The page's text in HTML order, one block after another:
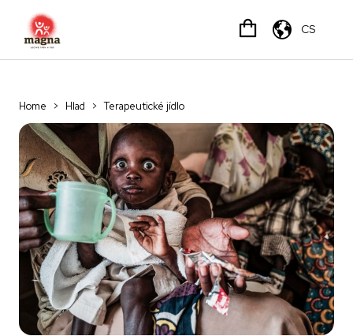
CS
Home > Hlad > Terapeutické jídlo